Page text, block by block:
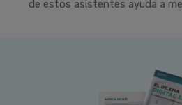
de estos asistentes ayuda a